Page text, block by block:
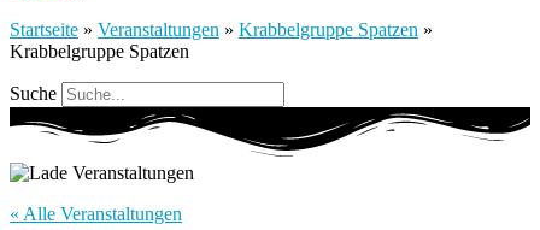
Startseite » Veranstaltungen » Krabbelgruppe Spatzen »
Krabbelgruppe Spatzen
Suche
« Alle Veranstaltungen